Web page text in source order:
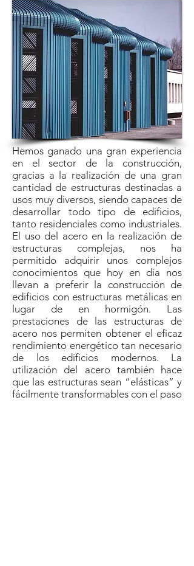
Hemos ganado una gran experiencia
en el sector de la construcción,
gracias a la realización de una gran
cantidad de estructuras destinadas a
usos muy diversos, siendo capaces de
desarrollar todo tipo de edificios,
tanto residenciales como industriales.
El uso del acero en la realización de
estructuras complejas, nos ha
permitido adquirir unos complejos
conocimientos que hoy en día nos
llevan a preferir la construcción de
edificios con estructuras metálicas en
lugar de en hormigón. Las
prestaciones de las estructuras de
acero nos permiten obtener el eficaz
rendimiento energético tan necesario
de los edificios modernos. La
utilización del acero también hace
que las estructuras sean “elásticas” y
fácilmente transformables con el paso